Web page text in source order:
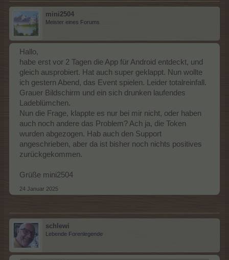
mini2504
Meister eines Forums
Hallo,
habe erst vor 2 Tagen die App für Android entdeckt, und
gleich ausprobiert. Hat auch super geklappt. Nun wollte
ich gestern Abend, das Event spielen. Leider totalreinfall.
Grauer Bildschirm und ein sich drunken laufendes
Ladeblümchen.
Nun die Frage, klappte es nur bei mir nicht, oder haben
auch noch andere das Problem? Ach ja, die Token
wurden abgezogen. Hab auch den Support
angeschrieben, aber da ist bisher noch nichts positives
zurückgekommen.
Grüße mini2504
24 Januar 2025
schlewi
Lebende Forenlegende